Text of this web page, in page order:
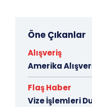
Öne Çıkanlar
Alışveriş
Amerika
Flaş Haber
Vize İşlemleri